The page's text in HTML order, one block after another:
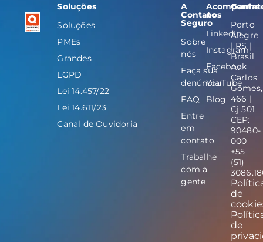
Soluções
Soluções
PMEs
Grandes
LGPD
Lei 14.457/22
Lei 14.611/23
Canal de Ouvidoria
A
Contato
Seguro
Sobre
nós
Faça sua
denúncia
FAQ
Entre
em
contato
Trabalhe
com a
gente
Acompanhe-
nos
LinkedIn
Instagram
Facebook
YouTube
Blog
Porto
Alegre
| RS |
Brasil
Av.
Carlos
Gomes,
466 |
Cj 501
CEP:
90480-
000
+55
(51)
de
de